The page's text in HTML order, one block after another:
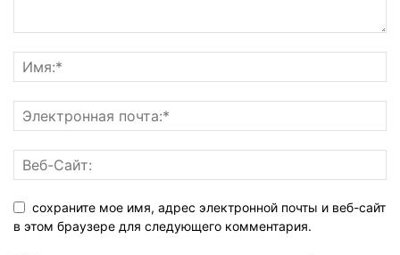
сохраните мое имя, адрес электронной почты и веб-сайт
в этом браузере для следующего комментария.